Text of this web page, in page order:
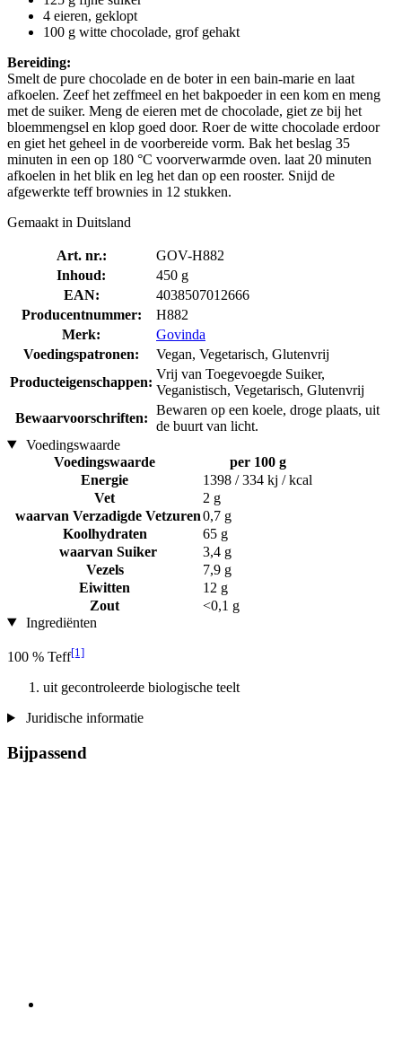
4 eieren, geklopt
100 g witte chocolade, grof gehakt
Bereiding:
Smelt de pure chocolade en de boter in een bain-marie en laat
afkoelen. Zeef het zeffmeel en het bakpoeder in een kom en meng
met de suiker. Meng de eieren met de chocolade, giet ze bij het
bloemmengsel en klop goed door. Roer de witte chocolade erdoor
en giet het geheel in de voorbereide vorm. Bak het beslag 35
minuten in een op 180 °C voorverwarmde oven. laat 20 minuten
afkoelen in het blik en leg het dan op een rooster. Snijd de
afgewerkte teff brownies in 12 stukken.
Gemaakt in Duitsland
Art. nr.:
GOV-H882
Inhoud:
450 g
EAN:
4038507012666
Producentnummer:
H882
Merk:
Govinda
Voedingspatronen:
Vegan, Vegetarisch, Glutenvrij
Producteigenschappen:
Vrij van Toegevoegde Suiker,
Veganistisch, Vegetarisch, Glutenvrij
Bewaarvoorschriften:
Bewaren op een koele, droge plaats, uit
de buurt van licht.
Voedingswaarde
Voedingswaarde
per 100 g
Energie
1398 / 334 kj / kcal
Vet
2 g
waarvan Verzadigde Vetzuren0,7 g
Koolhydraten
65 g
waarvan Suiker
3,4 g
Vezels
7,9 g
Eiwitten
12 g
Zout
<0,1 g
Ingrediënten
100 % Teff[1]
uit gecontroleerde biologische teelt
Juridische informatie
Bijpassend